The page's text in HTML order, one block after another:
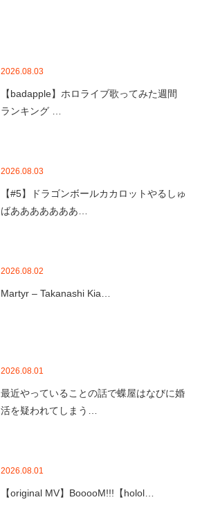
2026.08.03
【badapple】ホロライブ歌ってみた週間
ランキング …
2026.08.03
【#5】ドラゴンボールカカロットやるしゅ
ばあああああああ…
2026.08.02
Martyr – Takanashi Kia…
2026.08.01
最近やっていることの話で蝶屋はなびに婚
活を疑われてしまう…
2026.08.01
【original MV】BooooM!!!【holol…